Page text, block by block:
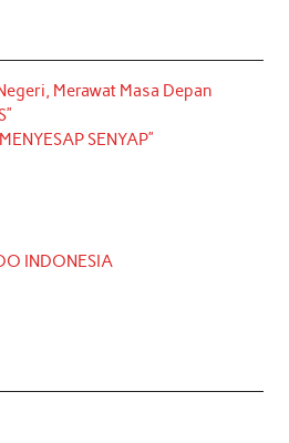
k
e
d
t
t
e
T
u
b
Merawat Masa Depan
SENYAP”
INDONESIA